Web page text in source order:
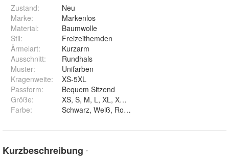
Zustand:
Neu
Marke:
Markenlos
Material:
Baumwolle
Stil:
Freizeithemden
Ärmelart:
Kurzarm
Ausschnitt:
Rundhals
Muster:
Unifarben
Kragenweite:
XS-5XL
Passform:
Bequem Sitzend
Größe:
Farbe:
Kurzbeschreibung *